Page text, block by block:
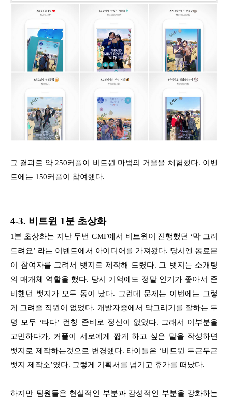
그 결과로 약 250커플이 비트윈 마법의 거울을 체험했다. 이벤
트에는 150커플이 참여했다.
4-3. 비트윈 1분 초상화
1분 초상화는 지난 두번 GMF에서 비트윈이 진행했던 ‘막 그려
드려요’ 라는 이벤트에서 아이디어를 가져왔다. 당시엔 동료분
이 참여자를 그려서 뱃지로 제작해 드렸다. 그 뱃지는 소개팅
의 매개체 역할을 했다. 당시 기억에도 정말 인기가 좋아서 준
비했던 뱃지가 모두 동이 났다. 그런데 문제는 이번에는 그렇
게 그려줄 직원이 없었다. 개발자중에서 막그리기를 잘하는 두
명 모두 ‘타다’ 런칭 준비로 정신이 없었다. 그래서 이부분을
고민하다가, 커플이 서로에게 짧게 하고 싶은 말을 작성하면
뱃지로 제작하는것으로 변경했다. 타이틀은 ‘비트윈 두근두근
뱃지 제작소’였다. 그렇게 기획서를 넘기고 휴가를 떠났다.
하지만 팀원들은 현실적인 부분과 감성적인 부분을 강화하는